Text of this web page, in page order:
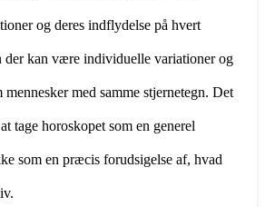
og deres indflydelse på hvert
der kan være individuelle variationer og
med samme stjernetegn. Det
tage horoskopet som en generel
som en præcis forudsigelse af, hvad